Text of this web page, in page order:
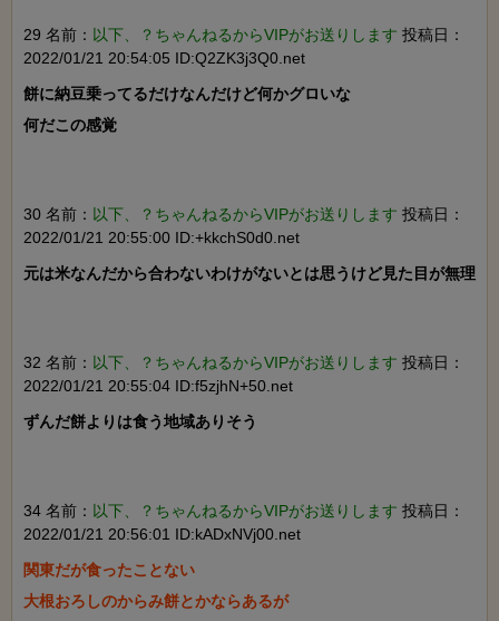
29 名前： 以下、？ちゃんねるからVIPがお送りします 投稿日：
2022/01/21 20:54:05 ID:Q2ZK3j3Q0.net
餅に納豆乗ってるだけなんだけど何かグロいな
何だこの感覚
30 名前： 以下、？ちゃんねるからVIPがお送りします 投稿日：
2022/01/21 20:55:00 ID:+kkchS0d0.net
元は米なんだから合わないわけがないとは思うけど見た目が無理
32 名前： 以下、？ちゃんねるからVIPがお送りします 投稿日：
2022/01/21 20:55:04 ID:f5zjhN+50.net
ずんだ餅よりは食う地域ありそう
34 名前： 以下、？ちゃんねるからVIPがお送りします 投稿日：
2022/01/21 20:56:01 ID:kADxNVj00.net
関東だが食ったことない
大根おろしのからみ餅とかならあるが